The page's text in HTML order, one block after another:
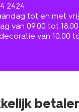
2424
tot en met
van 09.00 tot
van 10.00